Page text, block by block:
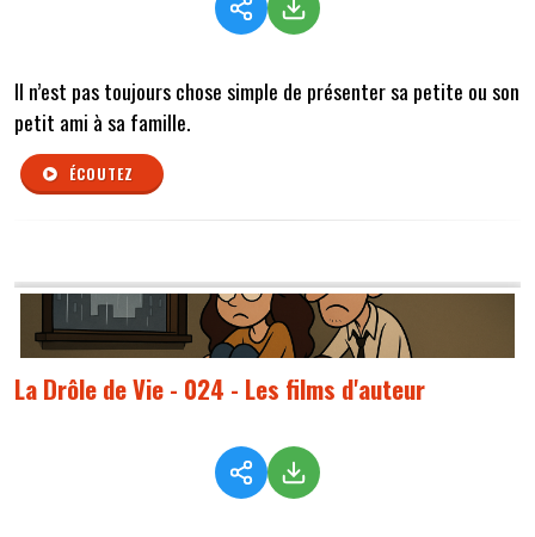
Il n’est pas toujours chose simple de présenter sa petite ou son
petit ami à sa famille.
ÉCOUTEZ
La Drôle de Vie - 024 - Les films d'auteur